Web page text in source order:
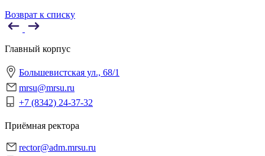
Возврат к списку
Главный корпус
Большевистская ул., 68/1
mrsu@mrsu.ru
+7 (8342) 24-37-32
Приёмная ректора
rector@adm.mrsu.ru